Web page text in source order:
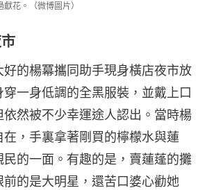
花。（微博圖片）
的楊冪攜同助手現身橫店夜市放
一身低調的全黑服裝，並戴上口
然被不少幸運途人認出。當時楊
，手裏拿著剛買的檸檬水與蓮
的一面。有趣的是，賣蓮蓬的攤
的是大明星，還苦口婆心勸她